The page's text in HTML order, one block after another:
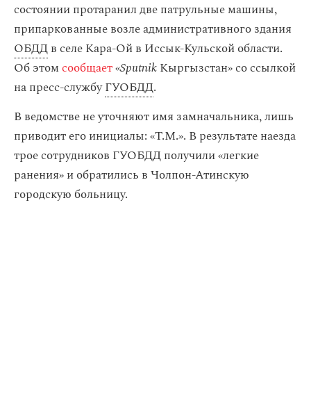
состоянии протаранил две патрульные машины,
припаркованные возле административного здания
ОБДДв селе Кара-Ой в Иссык-Кульской области.
Об этомсообщает«SputnikКыргызстан» со ссылкой
на пресс-службуГУОБДД.
В ведомстве не уточняют имя замначальника, лишь
приводит его инициалы: «Т.М.». В результате наезда
трое сотрудников ГУОБДД получили «легкие
ранения» и обратились в Чолпон-Атинскую
городскую больницу.